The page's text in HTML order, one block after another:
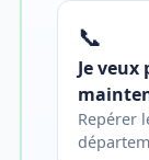
📞
Je
Repérer